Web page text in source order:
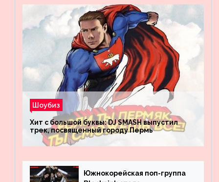
Шоубиз
Хит с большой буквы: DJ SMASH выпустил
трек, посвященный городу Пермь
Южнокорейская поп-группа